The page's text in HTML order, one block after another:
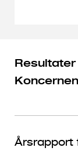
Koncernen
Årsrapport